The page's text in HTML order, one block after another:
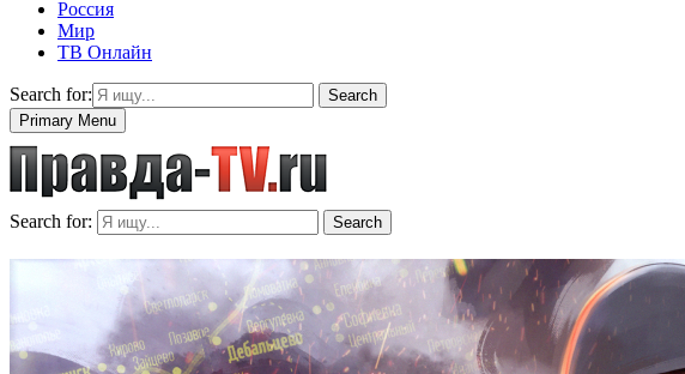
Россия
Мир
ТВ Онлайн
Search for:
Search
Primary Menu
Search for: Search